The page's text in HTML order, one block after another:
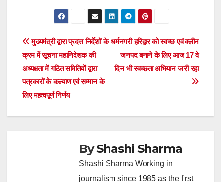
Post
navigation
धर्मनगरी हरिद्वार को स्वच्छ एवं क्लीन
जनपद बनाने के लिए आज 17 वे
दिन भी स्वच्छता अभियान जारी रहा
मुख्यमंत्री द्वारा प्रदत्त निर्देशों के
क्रम में सूचना महानिदेशक की
अध्यक्षता में गठित समितियों द्वारा
पत्रकारों के कल्याण एवं सम्मान के
लिए महत्वपूर्ण निर्णय
ByShashi Sharma
Shashi Sharma Working in
journalism since 1985 as the first